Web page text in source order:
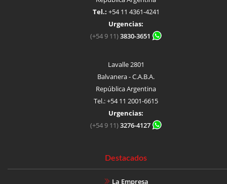
Tel.: +54 11 4361-4241
Urgencias:
(+54 9 11)3830-3651
Lavalle 2801
Balvanera - C.A.B.A.
República Argentina
Tel.: +54 11 2001-6615
Urgencias:
(+54 9 11)3276-4127
Destacados
La Empresa